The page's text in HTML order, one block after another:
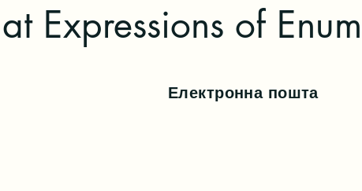
Expressions of
Електронна пошта